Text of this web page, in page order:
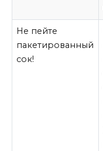
Не пейте
пакетированный
сок!